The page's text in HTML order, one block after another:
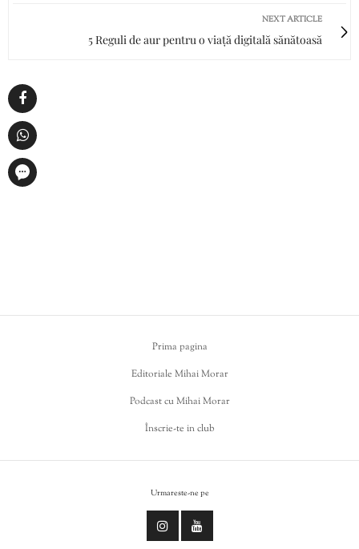
NEXT ARTICLE
5 Reguli de aur pentru o viață digitală sănătoasă
Prima pagina
Editoriale Mihai Morar
Podcast cu Mihai Morar
Înscrie-te in club
Urmareste-ne pe